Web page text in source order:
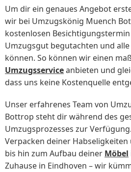
Um dir ein genaues Angebot
wir bei Umzugskönig Muench
kostenlosen
Umzugsgut begutachten und
können. So können wir einen
Umzugsserviceanbieten und
dass uns keine Kostenquelle
Unser erfahrenes Team von
Bottrop steht dir während des
Umzugsprozesses zur
Verpacken deiner
bis hin zum Aufbau deiner Möbel
Zuhause in Eindhoven – wir